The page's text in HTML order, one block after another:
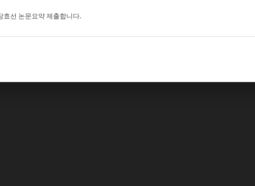
효선 논문요약 제출합니다.